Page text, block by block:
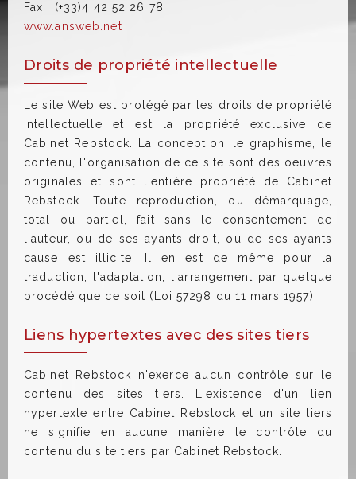
Fax : (+33)4 42 52 26 78
www.answeb.net
Droits de propriété intellectuelle
Le site Web est protégé par les droits de propriété
intellectuelle et est la propriété exclusive de
Cabinet Rebstock. La conception, le graphisme, le
contenu, l'organisation de ce site sont des oeuvres
originales et sont l'entière propriété de Cabinet
Rebstock. Toute reproduction, ou démarquage,
total ou partiel, fait sans le consentement de
l'auteur, ou de ses ayants droit, ou de ses ayants
cause est illicite. Il en est de même pour la
traduction, l'adaptation, l'arrangement par quelque
procédé que ce soit (Loi 57298 du 11 mars 1957).
Liens hypertextes avec des sites tiers
Cabinet Rebstock n'exerce aucun contrôle sur le
contenu des sites tiers. L'existence d'un lien
hypertexte entre Cabinet Rebstock et un site tiers
ne signifie en aucune manière le contrôle du
contenu du site tiers par Cabinet Rebstock.